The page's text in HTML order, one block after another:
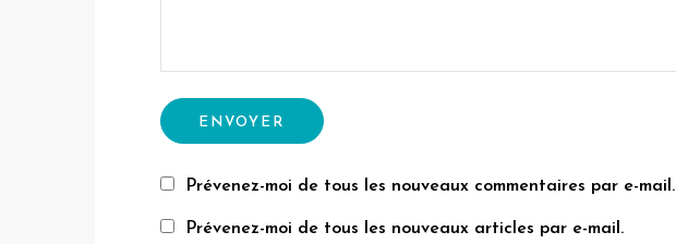
Prévenez-moi de tous les nouveaux commentaires par e-mail.
Prévenez-moi de tous les nouveaux articles par e-mail.